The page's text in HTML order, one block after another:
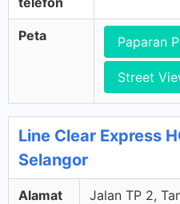
Peta Paparan
Street
Line Clear Express
Selangor
Alamat
Jalan TP 2,